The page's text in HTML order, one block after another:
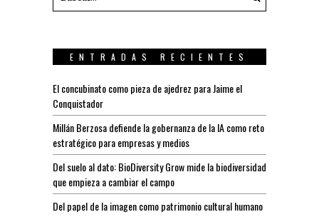
ENTRADAS RECIENTES
El concubinato como pieza de ajedrez para Jaime el
Conquistador
Millán Berzosa defiende la gobernanza de la IA como reto
estratégico para empresas y medios
Del suelo al dato: BioDiversity Grow mide la biodiversidad
que empieza a cambiar el campo
Del papel de la imagen como patrimonio cultural humano